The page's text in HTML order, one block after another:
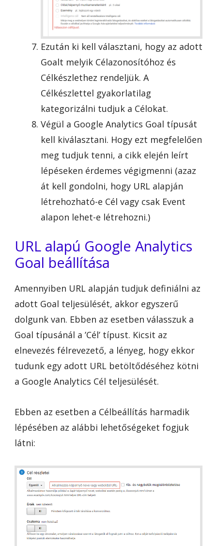
Ezután ki kell választani, hogy az adott
Goalt melyik Célazonosítóhoz és
Célkészlethez rendeljük. A
Célkészlettel gyakorlatilag
kategorizálni tudjuk a Célokat.
Végül a Google Analytics Goal típusát
kell kiválasztani. Hogy ezt megfelelően
meg tudjuk tenni, a cikk elején leírt
lépéseken érdemes végigmenni (azaz
át kell gondolni, hogy URL alapján
létrehozható-e Cél vagy csak Event
alapon lehet-e létrehozni.)
URL alapú Google Analytics
Goal beállítása
Amennyiben URL alapján tudjuk definiálni az
adott Goal teljesülését, akkor egyszerű
dolgunk van. Ebben az esetben válasszuk a
Goal típusánál a ’Cél’ típust. Kicsit az
elnevezés félrevezető, a lényeg, hogy ekkor
tudunk egy adott URL betöltődéséhez kötni
a Google Analytics Cél teljesülését.
Ebben az esetben a Célbeállítás harmadik
lépésében az alábbi lehetőségeket fogjuk
látni: